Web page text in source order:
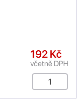
192 Kč
včetně DPH